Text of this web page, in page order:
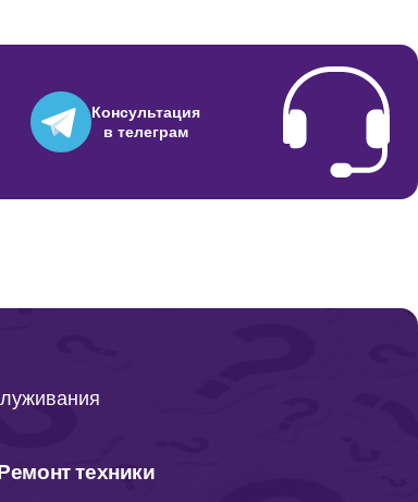
Консультация
в телеграм
техники